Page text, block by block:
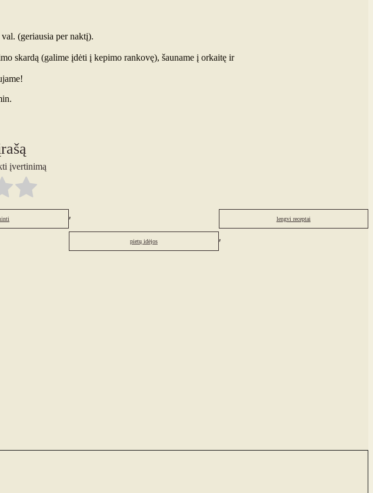
(geriausia per naktį).
skardą (galime įdėti į kepimo rankovę), šauname į orkaitę ir
įvertinimą
, lengvi receptai
pietų idėjos ,